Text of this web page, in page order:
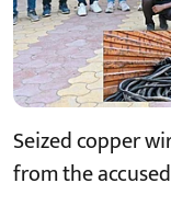
Seized copper
from the